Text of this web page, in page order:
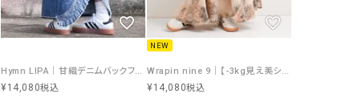
G-STAR RAW（ジースターロウ） tumugu:（ツムグ）
GOOD SPEED（グッドスピード） un cinq（アンサンク）
Hymn LIPA｜甘織デニムバックフリンジフリルIラインスカート [[IZK25055-1]][F]
¥14,080税込
NEW
Wrapin nine 9｜【-3kg見え美シルエット】セミマーメイドプリントスカート [[IZK24050-プリント柄版]][F]
¥14,080税込